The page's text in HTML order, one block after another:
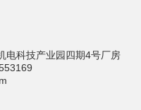
电科技产业园四期4号厂房